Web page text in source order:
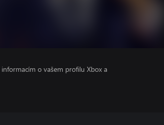
o vašem profilu Xbox a